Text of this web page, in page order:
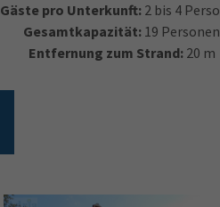
Gäste pro Unterkunft: 2 bis 4
Gesamtkapazität: 19 Personen
Entfernung zum Strand: 20 m